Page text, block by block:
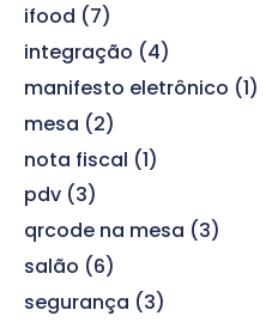
ifood (7)
integração (4)
manifesto eletrônico (1)
mesa (2)
nota fiscal (1)
pdv (3)
qrcode na mesa (3)
salão (6)
segurança (3)